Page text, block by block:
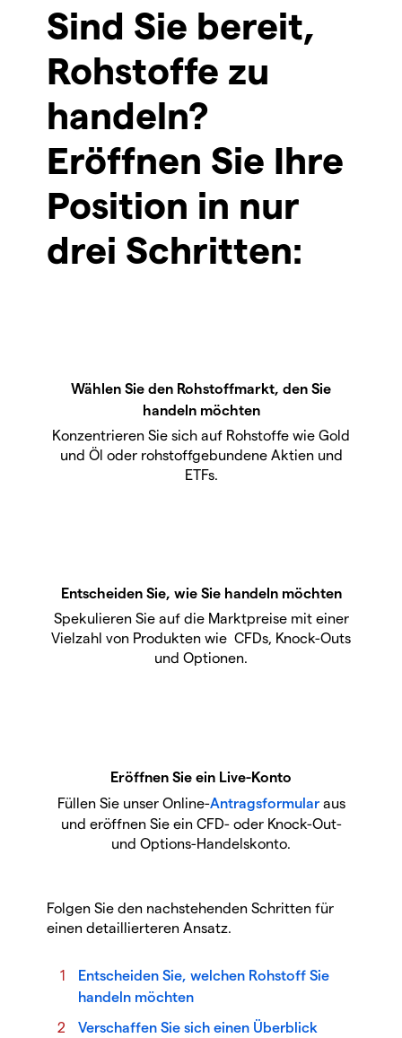
Sind Sie bereit,
Rohstoffe zu
handeln?
Eröffnen Sie Ihre
Position in nur
drei Schritten:
Wählen Sie den Rohstoffmarkt, den Sie
handeln möchten
Konzentrieren Sie sich auf Rohstoffe wie Gold
und Öl oder rohstoffgebundene Aktien und
ETFs.
Entscheiden Sie, wie Sie handeln möchten
Spekulieren Sie auf die Marktpreise mit einer
Vielzahl von Produkten wie CFDs, Knock-Outs
und Optionen.
Eröffnen Sie ein Live-Konto
Füllen Sie unser Online-Antragsformularaus
und eröffnen Sie ein CFD- oder Knock-Out-
und Options-Handelskonto.
Folgen Sie den nachstehenden Schritten für
einen detaillierteren Ansatz.
Entscheiden Sie, welchen Rohstoff Sie
handeln möchten
Verschaffen Sie sich einen Überblick